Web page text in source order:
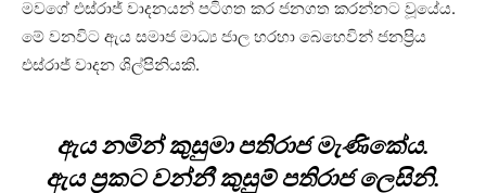
මවගේ එස්රාජ් වාදනයන් පටිගත කර ජනගත කරන්නට වූයේය.
මේ වනවිට ඇය සමාජ මාධ්‍ය ජාල හරහා බෙහෙවින් ජනප්‍රිය
එස්රාජ් වාදන ශිල්පිනියකි.
ඇය නමින් කුසුමා පතිරාජ මැණිකේය.
ඇය ප්‍රකට වන්නී කුසුම් පතිරාජ ලෙසිනි.